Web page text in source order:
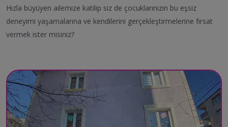
Hızla büyüyen ailemize katilip siz de çocuklarınızın bu eşsiz
deneyimi yaşamalarına ve kendilerini gerçekleştirmelerine fırsat
vermek ister misiniz?